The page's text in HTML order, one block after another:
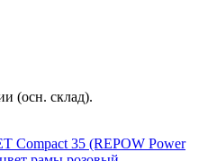
(осн. склад).